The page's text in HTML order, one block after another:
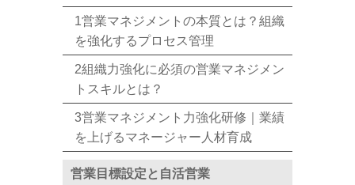
1営業マネジメントの本質とは？組織
を強化するプロセス管理
2組織力強化に必須の営業マネジメン
トスキルとは？
3営業マネジメント力強化研修｜業績
を上げるマネージャー人材育成
営業目標設定と自活営業